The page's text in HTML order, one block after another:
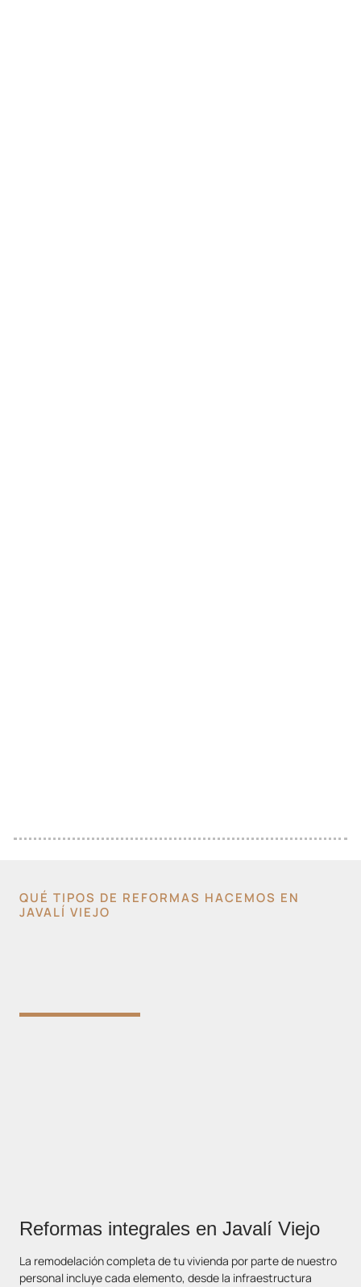
QUÉ TIPOS DE REFORMAS HACEMOS EN
JAVALÍ VIEJO
Reformas integrales en Javalí Viejo
La remodelación completa de tu vivienda por parte de nuestro
personal incluye cada elemento, desde la infraestructura